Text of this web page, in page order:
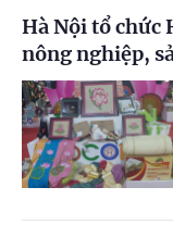
Hà Nội tổ chức
nông nghiệp,